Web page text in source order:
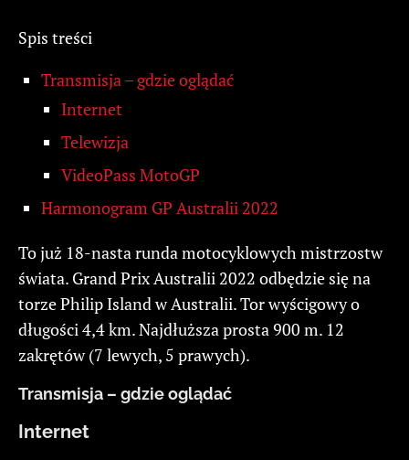
Spis treści
Transmisja – gdzie oglądać
Internet
Telewizja
VideoPass MotoGP
Harmonogram GP Australii 2022
To już 18-nasta runda motocyklowych mistrzostw
świata. Grand Prix Australii 2022 odbędzie się na
torze Philip Island w Australii. Tor wyścigowy o
długości 4,4 km. Najdłuższa prosta 900 m. 12
zakrętów (7 lewych, 5 prawych).
Transmisja – gdzie oglądać
Internet